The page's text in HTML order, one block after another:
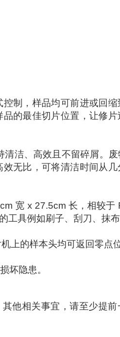
制，样品均可前进或回
的最佳切片位置，让修片
洁、高效且不留碎屑。
无比，可将清洁时间从
宽 x 27.5cm 长，相较于
工具例如刷子、刮刀、抹布
上的样本头均可返回零点位
坏隐患。
他相关事宜，请至少提前